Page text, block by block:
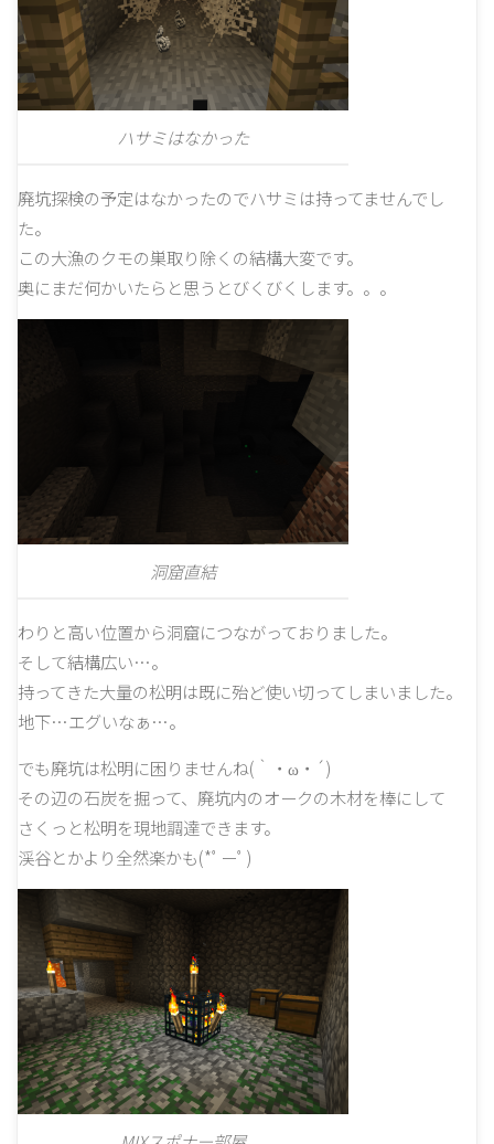
ハサミはなかった
廃坑探検の予定はなかったのでハサミは持ってませんでし
た。
この大漁のクモの巣取り除くの結構大変です。
奥にまだ何かいたらと思うとびくびくします。。。
洞窟直結
わりと高い位置から洞窟につながっておりました。
そして結構広い…。
持ってきた大量の松明は既に殆ど使い切ってしまいました。
地下…エグいなぁ…。
でも廃坑は松明に困りませんね(｀・ω・´)
その辺の石炭を掘って、廃坑内のオークの木材を棒にして
さくっと松明を現地調達できます。
渓谷とかより全然楽かも(*ﾟーﾟ)